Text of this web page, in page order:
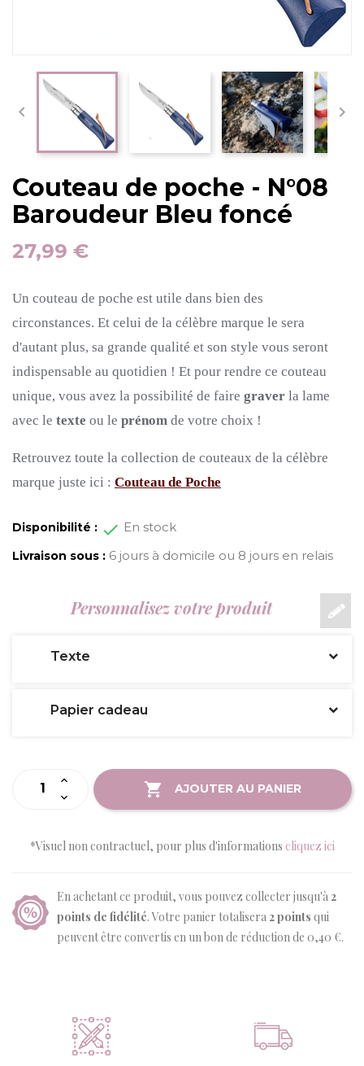
 
Couteau de poche - N°08
Baroudeur Bleu foncé
27,99 €
Un couteau de poche est utile dans bien des
circonstances. Et celui de la célèbre marque le sera
d'autant plus, sa grande qualité et son style vous seront
indispensable au quotidien ! Et pour rendre ce couteau
unique, vous avez la possibilité de faire graver la lame
avec le texte ou le prénom de votre choix !
Retrouvez toute la collection de couteaux de la célèbre
marque juste ici : Couteau de Poche
Disponibilité : En stock
Livraison sous : 6 jours à domicile ou 8 jours en relais
Personnalisez votre produit
Texte
Papier cadeau
AJOUTER AU PANIER
*Visuel non contractuel, pour plus d'informations cliquez ici
En achetant ce produit, vous pouvez collecter jusqu'à2
points de fidélité. Votre panier totalisera2points qui
peuvent être convertis en un bon de réduction de 0,40 €.